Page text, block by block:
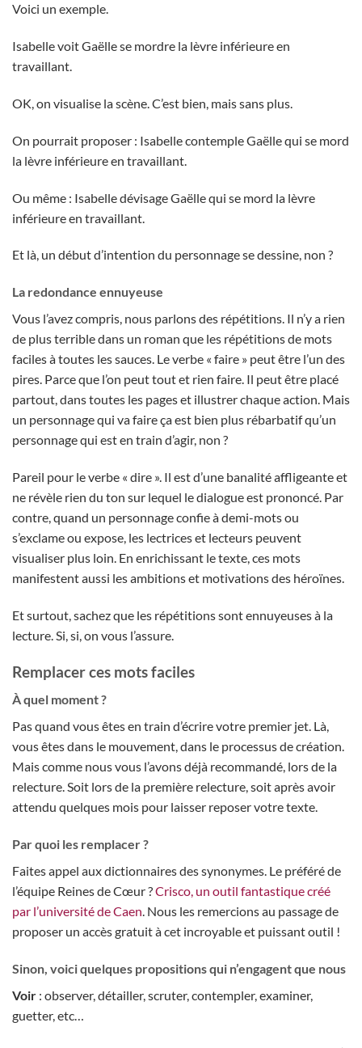
Voici un exemple.
Isabelle voit Gaëlle se mordre la lèvre inférieure en
travaillant.
OK, on visualise la scène. C’est bien, mais sans plus.
On pourrait proposer : Isabelle contemple Gaëlle qui se mord
la lèvre inférieure en travaillant.
Ou même : Isabelle dévisage Gaëlle qui se mord la lèvre
inférieure en travaillant.
Et là, un début d’intention du personnage se dessine, non ?
La redondance ennuyeuse
Vous l’avez compris, nous parlons des répétitions. Il n’y a rien
de plus terrible dans un roman que les répétitions de mots
faciles à toutes les sauces. Le verbe « faire » peut être l’un des
pires. Parce que l’on peut tout et rien faire. Il peut être placé
partout, dans toutes les pages et illustrer chaque action. Mais
un personnage qui va faire ça est bien plus rébarbatif qu’un
personnage qui est en train d’agir, non ?
Pareil pour le verbe « dire ». Il est d’une banalité affligeante et
ne révèle rien du ton sur lequel le dialogue est prononcé. Par
contre, quand un personnage confie à demi-mots ou
s’exclame ou expose, les lectrices et lecteurs peuvent
visualiser plus loin. En enrichissant le texte, ces mots
manifestent aussi les ambitions et motivations des héroïnes.
Et surtout, sachez que les répétitions sont ennuyeuses à la
lecture. Si, si, on vous l’assure.
Remplacer ces mots faciles
À quel moment ?
Pas quand vous êtes en train d’écrire votre premier jet. Là,
vous êtes dans le mouvement, dans le processus de création.
Mais comme nous vous l’avons déjà recommandé, lors de la
relecture. Soit lors de la première relecture, soit après avoir
attendu quelques mois pour laisser reposer votre texte.
Par quoi les remplacer ?
Faites appel aux dictionnaires des synonymes. Le préféré de
l’équipe Reines de Cœur ?Crisco, un outil fantastique créé
par l’université de Caen. Nous les remercions au passage de
proposer un accès gratuit à cet incroyable et puissant outil !
Sinon, voici quelques propositions qui n’engagent que nous
Voir : observer, détailler, scruter, contempler, examiner,
guetter, etc…